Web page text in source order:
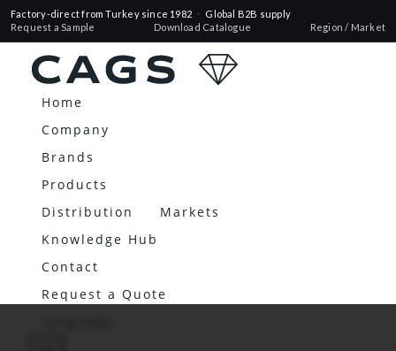
Factory-direct from Turkey since 1982 ·
Global B2B supply
Request a Sample
Download Catalogue Region / Market
Home
Company
Brands
Products
Distribution
Markets
Knowledge Hub
Contact
Request a Quote